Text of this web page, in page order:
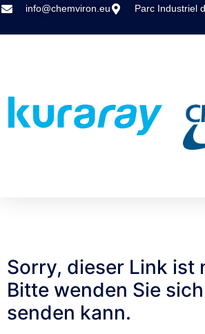
info@chemviron.eu Parc Industriel
Sorry, dieser Link ist
Bitte wenden Sie
senden kann.